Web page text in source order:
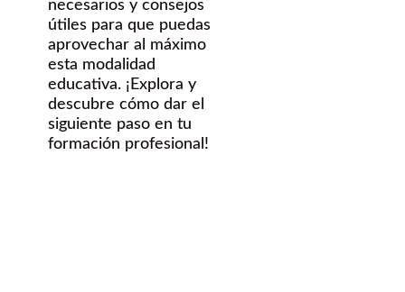
necesarios y consejos
útiles para que puedas
aprovechar al máximo
esta modalidad
educativa. ¡Explora y
descubre cómo dar el
siguiente paso en tu
formación profesional!